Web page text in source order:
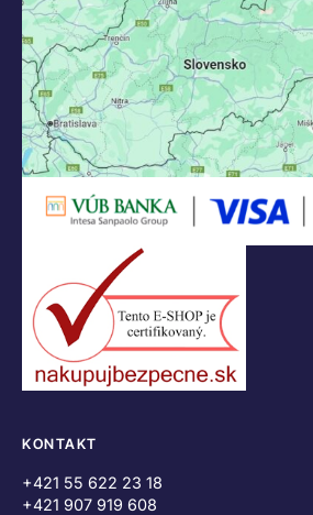
KONTAKT
+421 55 622 23 18
+421 907 919 608